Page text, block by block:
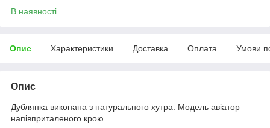
В наявності
Опис Характеристики Доставка Оплата Умови
Опис
Дублянка виконана з натурального хутра. Модель авіатор
напівприталеного крою.